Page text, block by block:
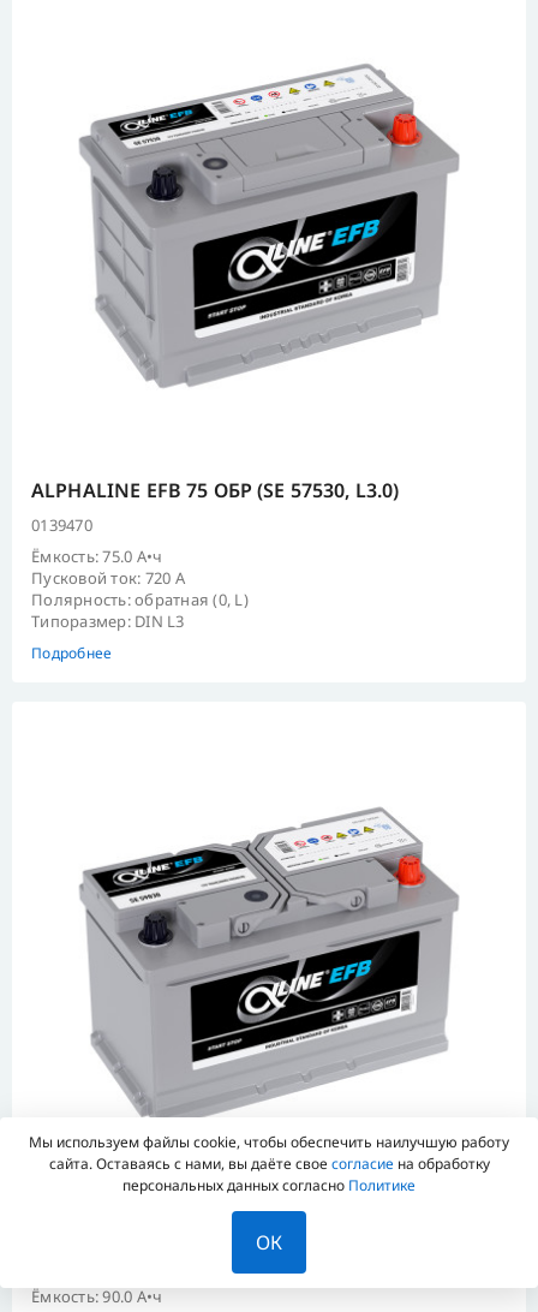
ALPHALINE EFB 75 ОБР (SE 57530, L3.0)
0139470
Ёмкость: 75.0 А•ч
Пусковой ток: 720 А
Полярность: обратная (0, L)
Типоразмер: DIN L3
Подробнее
ALPHALINE EFB 90 ОБР (SE 59030, L4.0)
Ёмкость: 90.0 А•ч
Мы используем файлы cookie, чтобы обеспечить наилучшую работу
сайта. Оставаясь с нами, вы даёте свое согласие на обработку
персональных данных согласно Политике
ОК